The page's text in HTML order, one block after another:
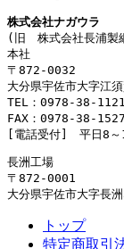
株式会社ナガウラ
(旧　株式会社長浦製
本社
〒872-0032
大分県宇佐市大字江
TEL：0978-38-1121
FAX：0978-38-1527
[電話受付]　平日8～
長洲工場
〒872-0001
大分県宇佐市大字長
トップ
特定商取引